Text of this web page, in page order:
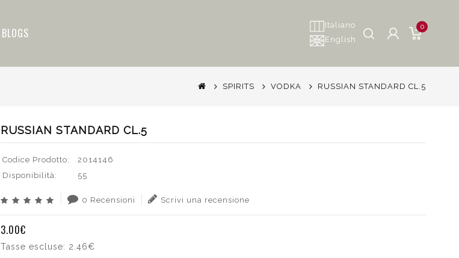
BLOGS
Italiano
English
0
SPIRITS VODKA RUSSIAN STANDARD CL.5
RUSSIAN STANDARD CL.5
Codice Prodotto:
2014146
Disponibilità:
55
0 Recensioni Scrivi una recensione
3.00€
Tasse escluse: 2.46€